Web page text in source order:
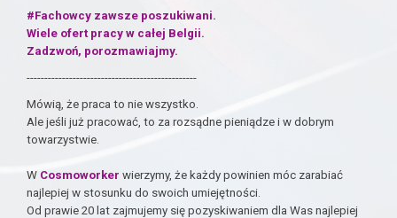
#Fachowcy zawsze poszukiwani.
Wiele ofert pracy w całej Belgii.
Zadzwoń, porozmawiajmy.
------------------------------------------------
Mówią, że praca to nie wszystko.
Ale jeśli już pracować, to za rozsądne pieniądze i w dobrym
towarzystwie.
W Cosmoworker wierzymy, że każdy powinien móc zarabiać
najlepiej w stosunku do swoich umiejętności.
Od prawie 20 lat zajmujemy się pozyskiwaniem dla Was najlepiej